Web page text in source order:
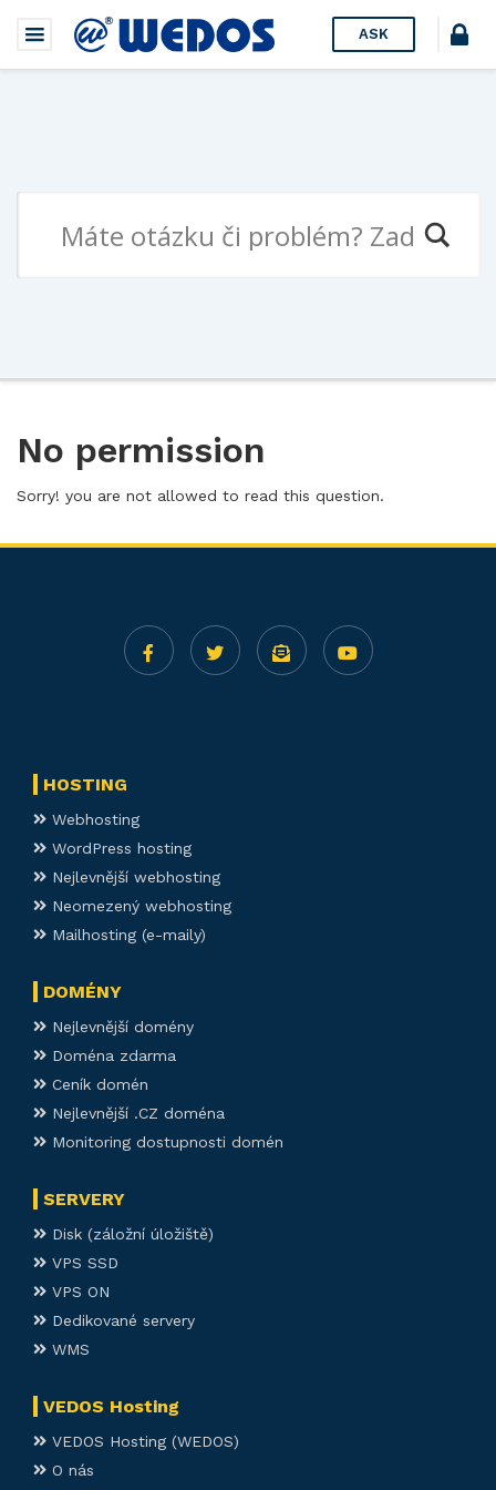
ASK
No permission
Sorry! you are not allowed to read this question.
HOSTING
Webhosting
WordPress hosting
Nejlevnější webhosting
Neomezený webhosting
Mailhosting (e-maily)
DOMÉNY
Nejlevnější domény
Doména zdarma
Ceník domén
Nejlevnější .CZ doména
Monitoring dostupnosti domén
SERVERY
Disk (záložní úložiště)
VPS SSD
VPS ON
Dedikované servery
WMS
VEDOS Hosting
VEDOS Hosting (WEDOS)
O nás